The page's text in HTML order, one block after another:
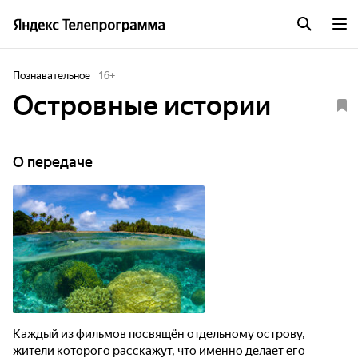
Познавательное 16+
Островные истории
О передаче
Каждый из фильмов посвящён отдельному острову,
жители которого расскажут, что именно делает его